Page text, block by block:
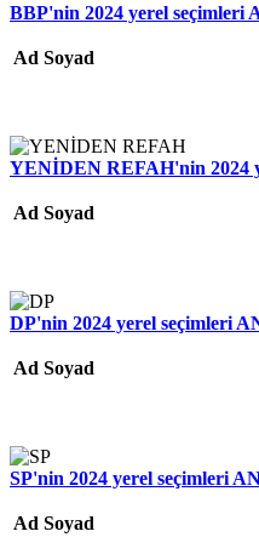
BBP'nin 2024 yerel
Ad Soyad
YENİDEN REFAH'nin 2024
Ad Soyad
DP'nin 2024 yerel seçimleri
Ad Soyad
SP'nin 2024 yerel seçimleri
Ad Soyad